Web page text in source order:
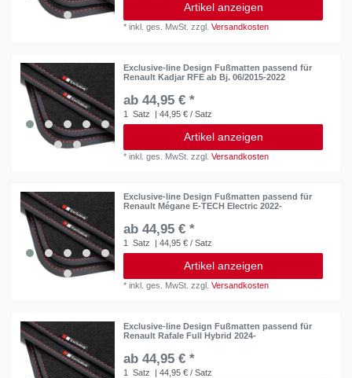
Artikel anzeigen
*inkl. ges. MwSt. zzgl.Versandkosten
Exclusive-line Design Fußmatten passend für
Renault Kadjar RFE ab Bj. 06/2015-2022
ab 44,95 € *
1 Satz | 44,95 € / Satz
Artikel anzeigen
*inkl. ges. MwSt. zzgl.Versandkosten
Exclusive-line Design Fußmatten passend für
Renault Mégane E-TECH Electric 2022-
ab 44,95 € *
1 Satz | 44,95 € / Satz
Artikel anzeigen
*inkl. ges. MwSt. zzgl.Versandkosten
Exclusive-line Design Fußmatten passend für
Renault Rafale Full Hybrid 2024-
ab 44,95 € *
1 Satz | 44,95 € / Satz